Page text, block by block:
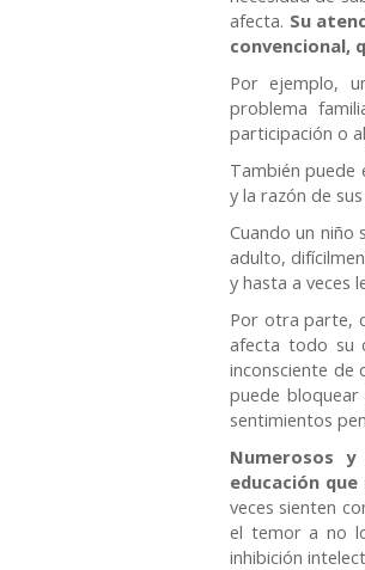
afecta. Su
convencional,
Por ejemplo,
problema
participación o
También puede
y la razón de
Cuando un niño
adulto,
y hasta a veces
Por otra parte,
afecta todo su
inconsciente de
puede
sentimientos
Numerosos
educación que
veces sienten
el temor a no
inhibición